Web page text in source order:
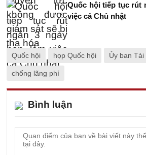
Quốc hội tiếp tục rút
việc cả Chủ nhật
Quốc hội họp Quốc hội Ủy ban
chống lãng phí
Bình luận